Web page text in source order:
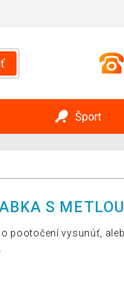
Šport
S
pootočení vysunúť,